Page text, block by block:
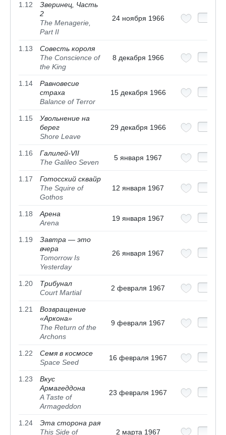
1.12
Зверинец, Часть
2
The Menagerie,
Part II
24 ноября 1966
1.13
Совесть короля
The Conscience of
the King
8 декабря 1966
1.14
Равновесие
страха
Balance of Terror
15 декабря 1966
1.15
Увольнение на
берег
Shore Leave
29 декабря 1966
1.16
Галилей-VII
The Galileo Seven
5 января 1967
1.17
Готосский сквайр
The Squire of
Gothos
12 января 1967
1.18
Арена
Arena
19 января 1967
1.19
Завтра — это
вчера
Tomorrow Is
Yesterday
26 января 1967
1.20
Трибунал
Court Martial
2 февраля 1967
1.21
Возвращение
«Аркона»
The Return of the
Archons
9 февраля 1967
1.22
Семя в космосе
Space Seed
16 февраля 1967
1.23
Вкус
Армагеддона
A Taste of
Armageddon
23 февраля 1967
1.24
Эта сторона рая
This Side of
2 марта 1967